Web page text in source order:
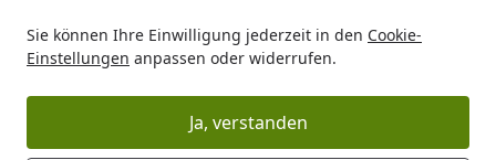
Sie können Ihre Einwilligung jederzeit in den Cookie-
Einstellungen anpassen oder widerrufen.
Ja, verstanden
Meterware